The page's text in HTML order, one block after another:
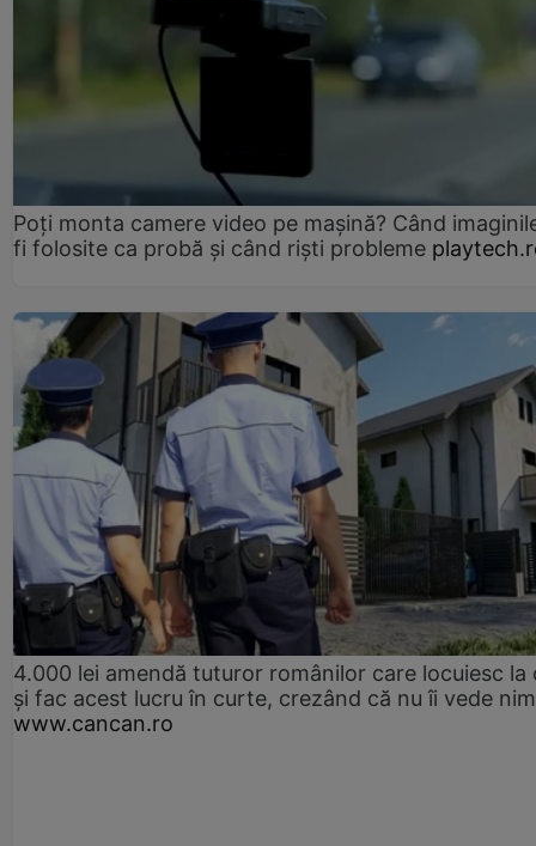
Poți monta camere video pe mașină? Când
fi folosite ca probă și când riști probleme
4.000 lei amendă tuturor românilor care locuiesc la
și fac acest lucru în curte, crezând că nu îi vede
www.cancan.ro